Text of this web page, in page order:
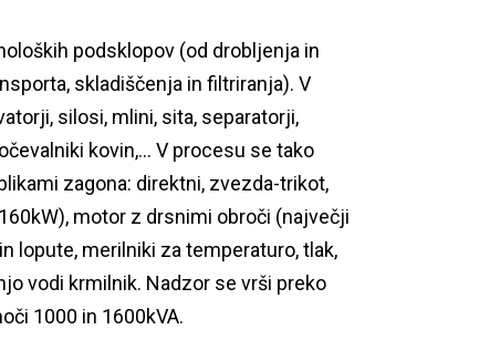
podsklopov (od drobljenja in
skladiščenja in filtriranja). V
silosi, mlini, sita, separatorji,
kovin,… V procesu se tako
zagona: direktni, zvezda-trikot,
motor z drsnimi obroči (največji
lopute, merilniki za temperaturo, tlak,
vodi krmilnik. Nadzor se vrši preko
1000 in 1600kVA.